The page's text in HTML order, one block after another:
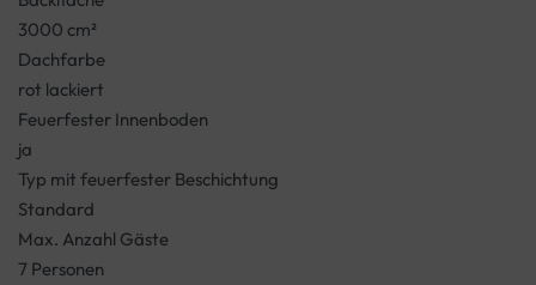
3000 cm²
Dachfarbe
rot lackiert
Feuerfester Innenboden
ja
Typ mit feuerfester Beschichtung
Standard
Max. Anzahl Gäste
7 Personen